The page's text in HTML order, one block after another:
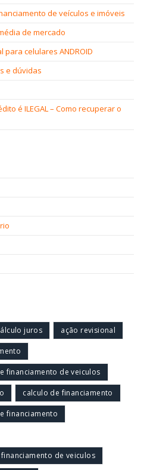
de veículos e imóveis
de mercado
para celulares ANDROID
e dúvidas
é ILEGAL – Como recuperar o
juros ação revisional
financiamento de veiculos
calculo de financiamento
financiamento
de veiculos